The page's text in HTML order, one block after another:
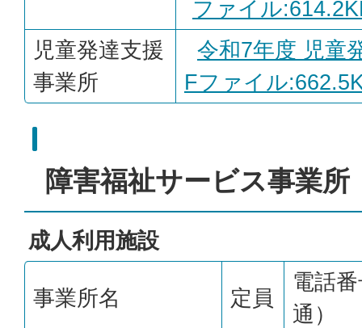
ファイル
児童発達支援
事業所
令和7年度 児童
Fファイル
障害福祉サービス事業所
成人利用施設
事業所名 定員
電話
通）